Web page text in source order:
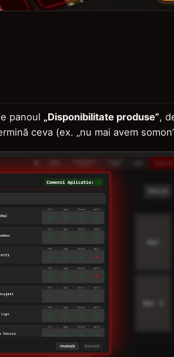
panoul „Disponibilitate produse”,
ceva (ex. „nu mai avem